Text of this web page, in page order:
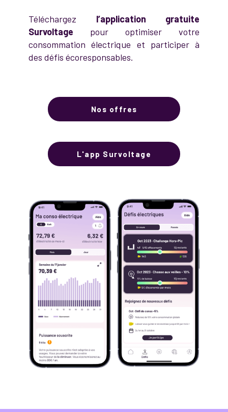
Téléchargez l’application gratuite
Survoltage pour optimiser votre
consommation électrique et participer à
des défis écoresponsables.
Nos offres
L'app Survoltage